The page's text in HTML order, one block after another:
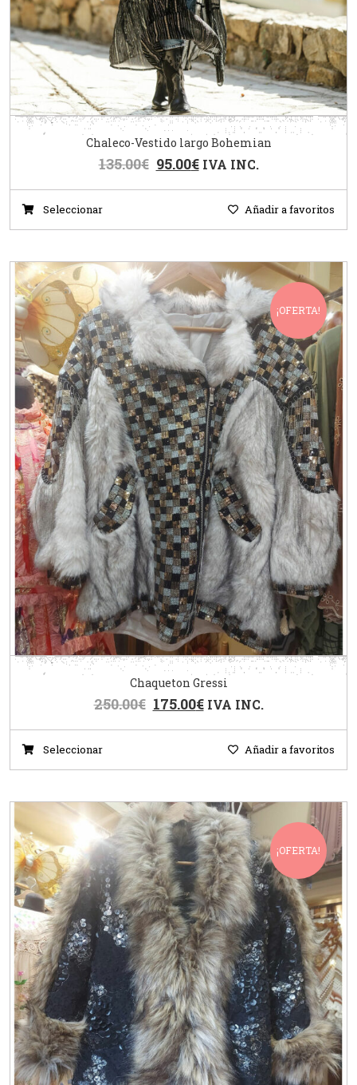
Chaleco-Vestido largo Bohemian
135.00€ 95.00€ IVA INC.
Seleccionar Añadir a favoritos
¡OFERTA!
Chaqueton Gressi
250.00€ 175.00€ IVA INC.
Seleccionar Añadir a favoritos
¡OFERTA!